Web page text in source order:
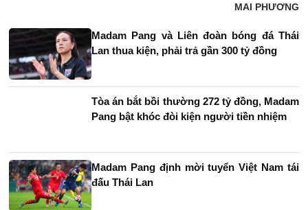
MAI PHƯƠNG
Madam Pang và Liên đoàn bóng đá Thái
Lan thua kiện, phải trả gần 300 tỷ đồng
Tòa án bắt bồi thường 272 tỷ đồng, Madam
Pang bật khóc đòi kiện người tiền nhiệm
Madam Pang định mời tuyển Việt Nam tái
đấu Thái Lan